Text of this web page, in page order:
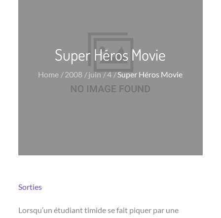
Super Héros Movie
Home 2008 juin 4 Super Héros Movie
Sorties
Lorsqu’un étudiant timide se fait piquer par une